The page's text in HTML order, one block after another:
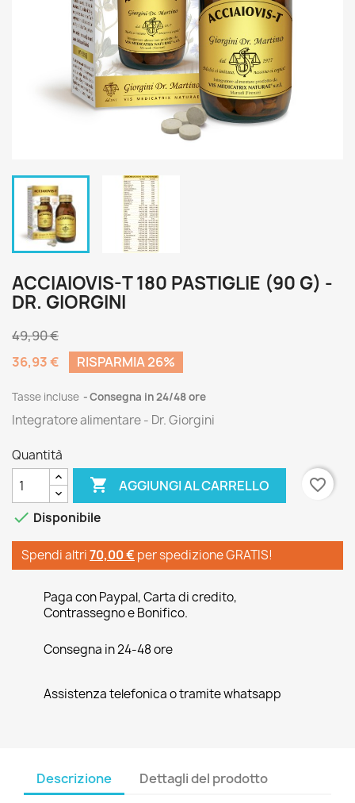
ACCIAIOVIS-T 180 PASTIGLIE (90 G) -
DR. GIORGINI
49,90 €
36,93 €
RISPARMIA 26%
Tasse incluse Consegna in 24/48 ore
Integratore alimentare - Dr. Giorgini
Quantità
 AGGIUNGI AL CARRELLO
favorite_border
 Disponibile
Spendi altri70,00 € per spedizione GRATIS!
Paga con Paypal, Carta di credito,
Contrassegno e Bonifico.
Consegna in 24-48 ore
Assistenza telefonica o tramite whatsapp
Descrizione Dettagli del prodotto